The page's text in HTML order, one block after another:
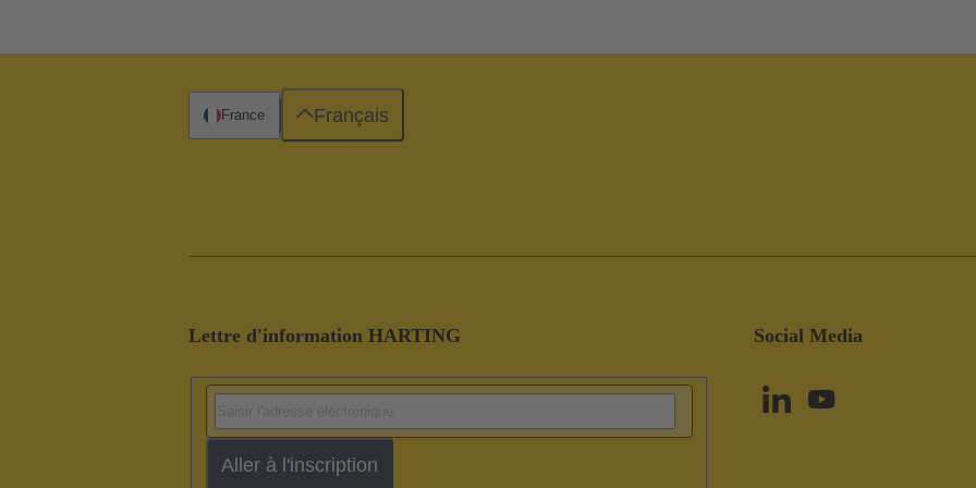
Lettre d'information HARTING
Aller à l'inscription
Social Media
France Français